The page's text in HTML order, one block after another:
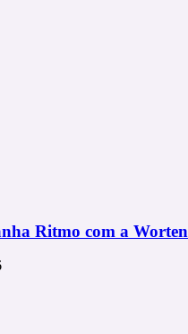
Ritmo com a Worten